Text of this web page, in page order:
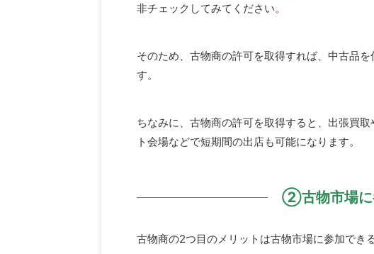
非チェックしてみてください。
そのため、古物商の許可を取得すれば、中古品
す。
ちなみに、古物商の許可を取得すると、出張買
ト会場などで短期間の出店も可能になります。
②古物市場に
古物商の2つ目のメリットは古物市場に参加でき